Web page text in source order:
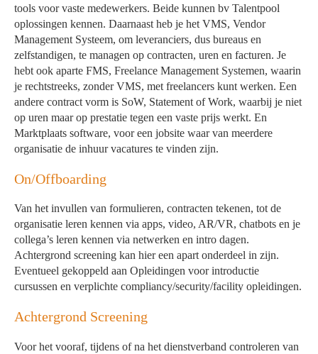
tools voor vaste medewerkers. Beide kunnen bv Talentpool
oplossingen kennen. Daarnaast heb je het VMS, Vendor
Management Systeem, om leveranciers, dus bureaus en
zelfstandigen, te managen op contracten, uren en facturen. Je
hebt ook aparte FMS, Freelance Management Systemen, waarin
je rechtstreeks, zonder VMS, met freelancers kunt werken. Een
andere contract vorm is SoW, Statement of Work, waarbij je niet
op uren maar op prestatie tegen een vaste prijs werkt. En
Marktplaats software, voor een jobsite waar van meerdere
organisatie de inhuur vacatures te vinden zijn.
On/Offboarding
Van het invullen van formulieren, contracten tekenen, tot de
organisatie leren kennen via apps, video, AR/VR, chatbots en je
collega’s leren kennen via netwerken en intro dagen.
Achtergrond screening kan hier een apart onderdeel in zijn.
Eventueel gekoppeld aan Opleidingen voor introductie
cursussen en verplichte compliancy/security/facility opleidingen.
Achtergrond Screening
Voor het vooraf, tijdens of na het dienstverband controleren van